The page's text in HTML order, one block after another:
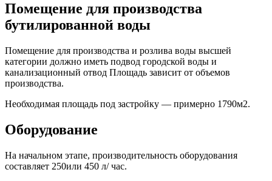
Помещение для производства
бутилированной воды
Помещение для производства и розлива воды высшей
категории должно иметь подвод городской воды и
канализационный отвод Площадь зависит от объемов
производства.
Необходимая площадь под застройку — примерно 1790м2.
Оборудование
На начальном этапе, производительность оборудования
составляет 250или 450 л/ час.